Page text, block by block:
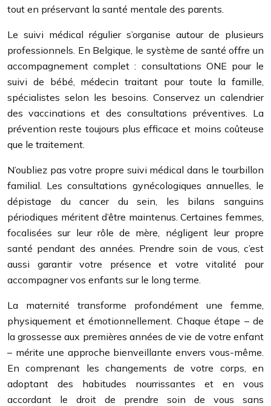
tout en préservant la santé mentale des parents.
Le suivi médical régulier s’organise autour de plusieurs
professionnels. En Belgique, le système de santé offre un
accompagnement complet : consultations ONE pour le
suivi de bébé, médecin traitant pour toute la famille,
spécialistes selon les besoins. Conservez un calendrier
des vaccinations et des consultations préventives. La
prévention reste toujours plus efficace et moins coûteuse
que le traitement.
N’oubliez pas votre propre suivi médical dans le tourbillon
familial. Les consultations gynécologiques annuelles, le
dépistage du cancer du sein, les bilans sanguins
périodiques méritent d’être maintenus. Certaines femmes,
focalisées sur leur rôle de mère, négligent leur propre
santé pendant des années. Prendre soin de vous, c’est
aussi garantir votre présence et votre vitalité pour
accompagner vos enfants sur le long terme.
La maternité transforme profondément une femme,
physiquement et émotionnellement. Chaque étape – de
la grossesse aux premières années de vie de votre enfant
– mérite une approche bienveillante envers vous-même.
En comprenant les changements de votre corps, en
adoptant des habitudes nourrissantes et en vous
accordant le droit de prendre soin de vous sans